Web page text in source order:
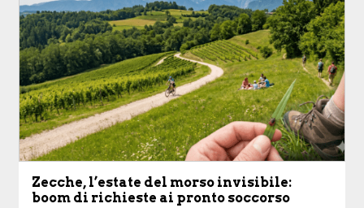
Zecche, l’estate del morso invisibile:
boom di richieste ai pronto soccorso